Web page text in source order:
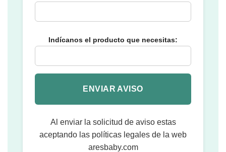
Indícanos el producto que necesitas:
Al enviar la solicitud de aviso estas
aceptando las políticas legales de la web
aresbaby.com